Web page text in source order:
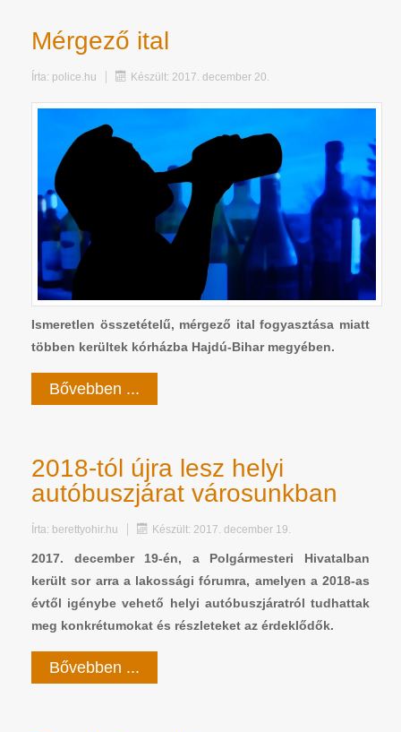
Mérgező ital
Írta: police.hu Készült: 2017. december 20.
Ismeretlen összetételű, mérgező ital fogyasztása miatt
többen kerültek kórházba Hajdú-Bihar megyében.
Bővebben ...
2018-tól újra lesz helyi
autóbuszjárat városunkban
Írta: berettyohir.hu Készült: 2017. december 19.
2017. december 19-én, a Polgármesteri Hivatalban
került sor arra a lakossági fórumra, amelyen a 2018-as
évtől igénybe vehető helyi autóbuszjáratról tudhattak
meg konkrétumokat és részleteket az érdeklődők.
Bővebben ...